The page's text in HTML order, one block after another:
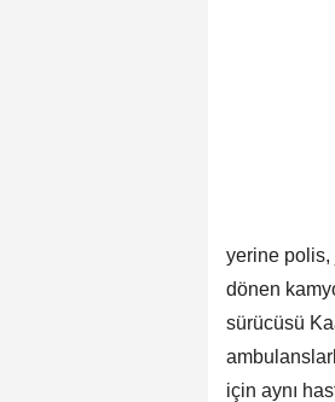
yerine polis,
dönen
sürücüsü
için aynı